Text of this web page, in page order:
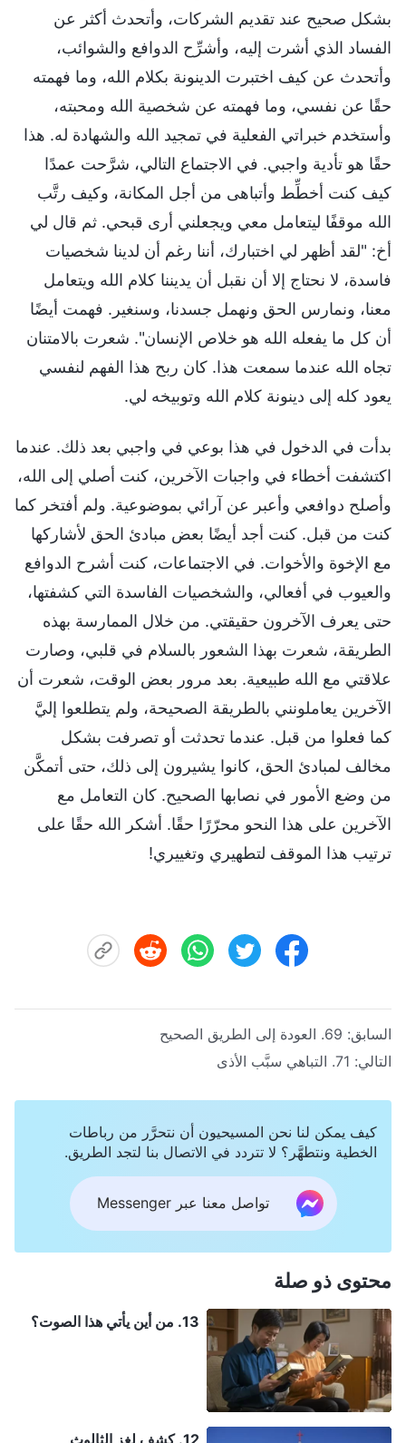
بشكل صحيح عند تقديم الشركات، وأتحدث أكثر عن
الفساد الذي أشرت إليه، وأشرِّح الدوافع والشوائب،
وأتحدث عن كيف اختبرت الدينونة بكلام الله، وما فهمته
حقًا عن نفسي، وما فهمته عن شخصية الله ومحبته،
وأستخدم خبراتي الفعلية في تمجيد الله والشهادة له. هذا
حقًا هو تأدية واجبي. في الاجتماع التالي، شرَّحت عمدًا
كيف كنت أخطِّط وأتباهى من أجل المكانة، وكيف رتَّب
الله موقفًا ليتعامل معي ويجعلني أرى قبحي. ثم قال لي
أخ: "لقد أظهر لي اختبارك، أننا رغم أن لدينا شخصيات
فاسدة، لا نحتاج إلا أن نقبل أن يديننا كلام الله ويتعامل
معنا، ونمارس الحق ونهمل جسدنا، وسنغير. فهمت أيضًا
أن كل ما يفعله الله هو خلاص الإنسان". شعرت بالامتنان
تجاه الله عندما سمعت هذا. كان ربح هذا الفهم لنفسي
يعود كله إلى دينونة كلام الله وتوبيخه لي.
بدأت في الدخول في هذا بوعي في واجبي بعد ذلك. عندما
اكتشفت أخطاء في واجبات الآخرين، كنت أصلي إلى الله،
وأصلح دوافعي وأعبر عن آرائي بموضوعية. ولم أفتخر كما
كنت من قبل. كنت أجد أيضًا بعض مبادئ الحق لأشاركها
مع الإخوة والأخوات. في الاجتماعات، كنت أشرح الدوافع
والعيوب في أفعالي، والشخصيات الفاسدة التي كشفتها،
حتى يعرف الآخرون حقيقتي. من خلال الممارسة بهذه
الطريقة، شعرت بهذا الشعور بالسلام في قلبي، وصارت
علاقتي مع الله طبيعية. بعد مرور بعض الوقت، شعرت أن
الآخرين يعاملونني بالطريقة الصحيحة، ولم يتطلعوا إليَّ
كما فعلوا من قبل. عندما تحدثت أو تصرفت بشكل
مخالف لمبادئ الحق، كانوا يشيرون إلى ذلك، حتى أتمكَّن
من وضع الأمور في نصابها الصحيح. كان التعامل مع
الآخرين على هذا النحو محرّرًا حقًا. أشكر الله حقًا على
ترتيب هذا الموقف لتطهيري وتغييري!
السابق: 69. العودة إلى الطريق الصحيح
التالي: 71. التباهي سبَّب الأذى
كيف يمكن لنا نحن المسيحيون أن نتحرَّر من رباطات
الخطية ونتطهَّر؟ لا تتردد في الاتصال بنا لتجد الطريق.
تواصل معنا عبر Messenger
محتوى ذو صلة
13. من أين يأتي هذا الصوت؟